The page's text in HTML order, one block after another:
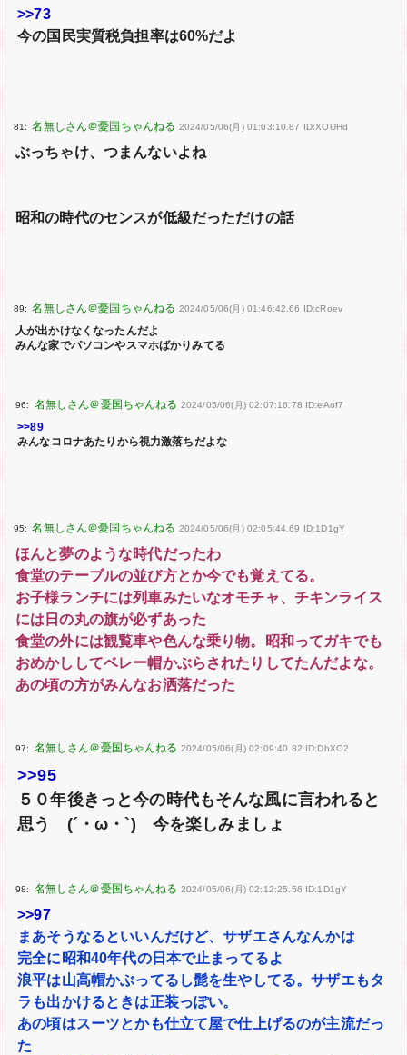
>>73
今の国民実質税負担率は60%だよ
81: 2024/05/06(月) 01:03:10.87 ID:XOUHd
ぶっちゃけ、つまんないよね
昭和の時代のセンスが低級だっただけの話
89: 2024/05/06(月) 01:46:42.66 ID:cRoev
人が出かけなくなったんだよ
みんな家でパソコンやスマホばかりみてる
96: 2024/05/06(月) 02:07:16.78 ID:eAof7
>>89
みんなコロナあたりから視力激落ちだよな
95: 2024/05/06(月) 02:05:44.69 ID:1D1gY
ほんと夢のような時代だったわ
食堂のテーブルの並び方とか今でも覚えてる。
お子様ランチには列車みたいなオモチャ、チキンライス
には日の丸の旗が必ずあった
食堂の外には観覧車や色んな乗り物。昭和ってガキでも
おめかししてベレー帽かぶらされたりしてたんだよな。
あの頃の方がみんなお洒落だった
97: 2024/05/06(月) 02:09:40.82 ID:DhXO2
>>95
５０年後きっと今の時代もそんな風に言われると
思う (´・ω・`) 今を楽しみましょ
98: 2024/05/06(月) 02:12:25.56 ID:1D1gY
>>97
まあそうなるといいんだけど、サザエさんなんかは
完全に昭和40年代の日本で止まってるよ
浪平は山高帽かぶってるし髭を生やしてる。サザエもタ
ラも出かけるときは正装っぽい。
あの頃はスーツとかも仕立て屋で仕上げるのが主流だっ
た